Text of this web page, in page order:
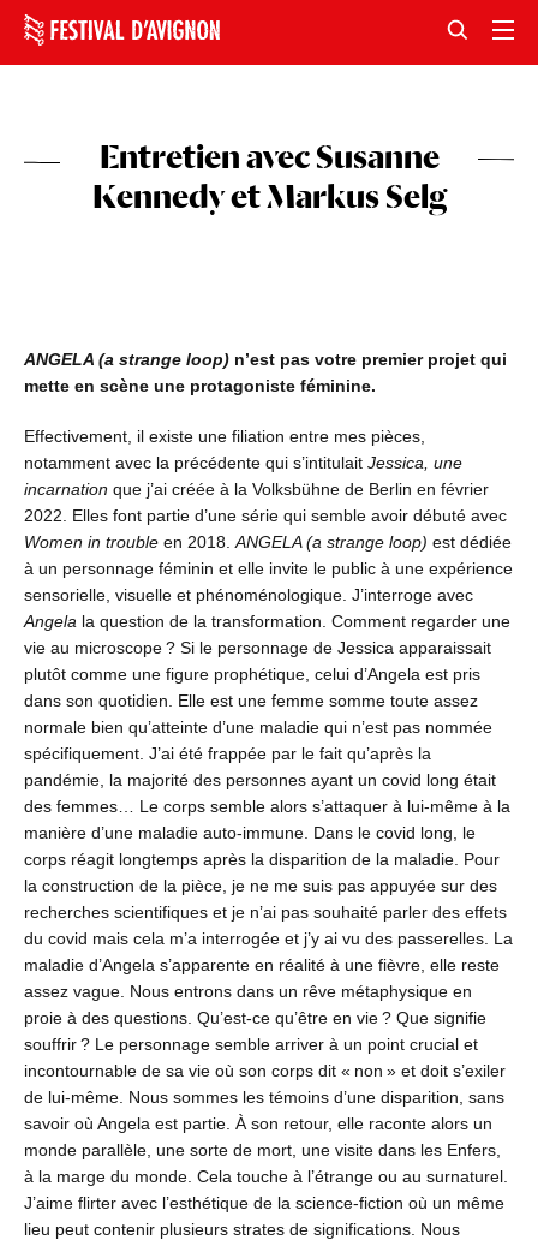
Entretien avec Susanne
Kennedy et Markus Selg
ANGELA (a strange loop) n’est pas votre premier projet qui
mette en scène une protagoniste féminine.
Effectivement, il existe une filiation entre mes pièces,
notamment avec la précédente qui s’intitulait Jessica, une
incarnation que j’ai créée à la Volksbühne de Berlin en février
2022. Elles font partie d’une série qui semble avoir débuté avec
Women in trouble en 2018. ANGELA (a strange loop) est dédiée
à un personnage féminin et elle invite le public à une expérience
sensorielle, visuelle et phénoménologique. J’interroge avec
Angela la question de la transformation. Comment regarder une
vie au microscope ? Si le personnage de Jessica apparaissait
plutôt comme une figure prophétique, celui d’Angela est pris
dans son quotidien. Elle est une femme somme toute assez
normale bien qu’atteinte d’une maladie qui n’est pas nommée
spécifiquement. J’ai été frappée par le fait qu’après la
pandémie, la majorité des personnes ayant un covid long était
des femmes… Le corps semble alors s’attaquer à lui-même à la
manière d’une maladie auto-immune. Dans le covid long, le
corps réagit longtemps après la disparition de la maladie. Pour
la construction de la pièce, je ne me suis pas appuyée sur des
recherches scientifiques et je n’ai pas souhaité parler des effets
du covid mais cela m’a interrogée et j’y ai vu des passerelles. La
maladie d’Angela s’apparente en réalité à une fièvre, elle reste
assez vague. Nous entrons dans un rêve métaphysique en
proie à des questions. Qu’est-ce qu’être en vie ? Que signifie
souffrir ? Le personnage semble arriver à un point crucial et
incontournable de sa vie où son corps dit « non » et doit s’exiler
de lui-même. Nous sommes les témoins d’une disparition, sans
savoir où Angela est partie. À son retour, elle raconte alors un
monde parallèle, une sorte de mort, une visite dans les Enfers,
à la marge du monde. Cela touche à l’étrange ou au surnaturel.
J’aime flirter avec l’esthétique de la science-fiction où un même
lieu peut contenir plusieurs strates de significations. Nous